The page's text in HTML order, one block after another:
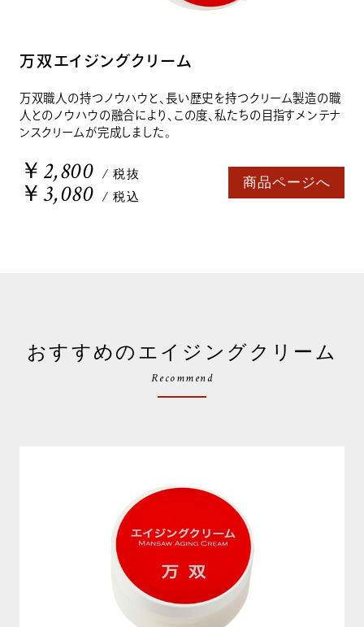
万双エイジングクリーム
万双職人の持つノウハウと、長い歴史を持つクリーム製造の職
人とのノウハウの融合により、この度、私たちの目指すメンテナ
ンスクリームが完成しました。
￥2,800 / 税抜
￥3,080 / 税込
商品ページへ
おすすめのエイジングクリーム
Recommend